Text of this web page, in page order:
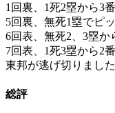
1回裏、1死2塁から3
5回裏、無死1塁でピ
6回表、無死2、3塁
7回表、1死3塁から2
東邦が逃げ切りました
総評